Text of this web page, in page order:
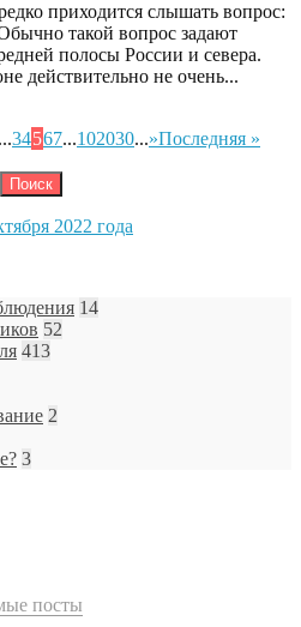
приходится слышать вопрос:
такой вопрос задают
полосы России и севера.
действительно не очень...
...34567...102030...»Последняя »
14
52
413
2
3
посты